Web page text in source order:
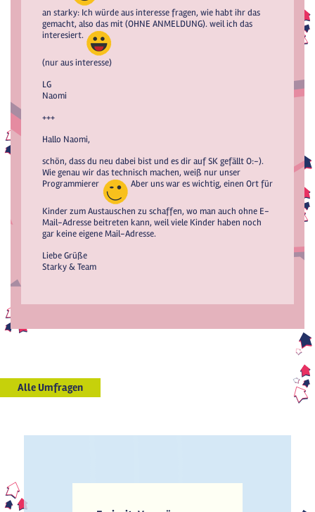
an starky: Ich würde aus interesse fragen, wie habt ihr das
gemacht, also das mit (OHNE ANMELDUNG). weil ich das
interesiert.
(nur aus interesse)
LG
Naomi
+++
Hallo Naomi,
schön, dass du neu dabei bist und es dir auf SK gefällt O:-).
Wie genau wir das technisch machen, weiß nur unser
Programmierer
Aber uns war es wichtig, einen Ort für
Kinder zum Austauschen zu schaffen, wo man auch ohne E-
Mail-Adresse beitreten kann, weil viele Kinder haben noch
gar keine eigene Mail-Adresse.
Liebe Grüße
Starky & Team
Alle Umfragen